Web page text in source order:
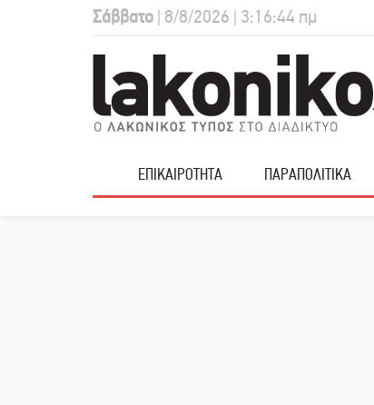
Σάββατο | 8/8/2026 | 3:16:45 πμ
ΕΠΙΚΑΙΡΟΤΗΤΑ ΠΑΡΑΠΟΛΙΤΙΚΑ